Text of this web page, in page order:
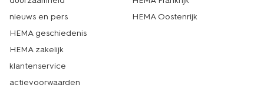
nieuws en pers
HEMA geschiedenis
HEMA zakelijk
klantenservice
actievoorwaarden
HEMA Oostenrijk